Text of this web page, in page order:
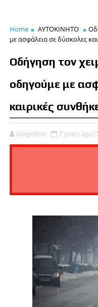
Home ΑΥΤΟΚΙΝΗΤΟ
με ασφάλεια σε δύσκολες
Οδήγηση τον
οδηγούμε με
καιρικές
diogeditor 7 years ago